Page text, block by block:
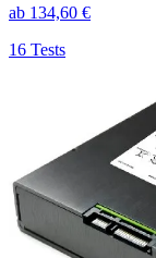
ab 134,60 €
16 Tests